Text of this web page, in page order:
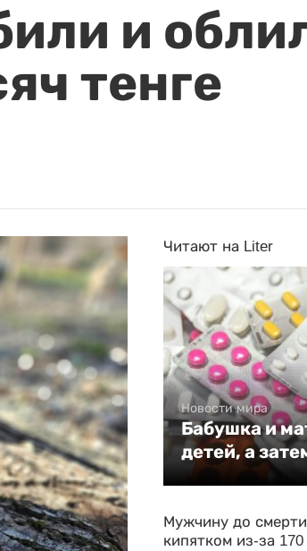
и
тенге
Читают на Liter
Новости мира
Бабушка и
детей, а
Мужчину до
кипятком из-за